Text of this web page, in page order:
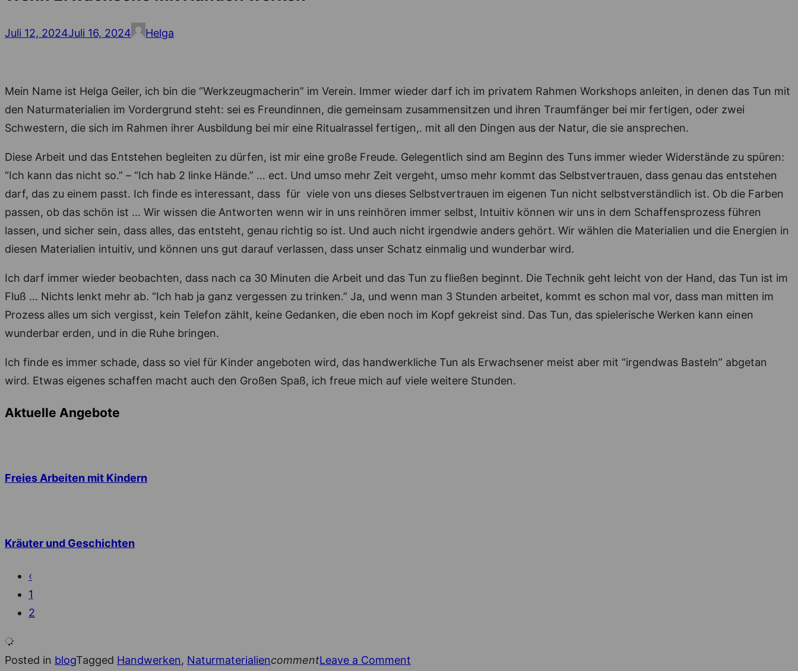
Posted
Juli 12, 2024Juli 16, 2024 Author
Helga
Mein Name ist Helga Geiler, ich bin die “Werkzeugmacherin” im Verein. Immer wieder darf ich im privatem Rahmen Workshops anleiten, in denen das Tun mit
den Naturmaterialien im Vordergrund steht: sei es Freundinnen, die gemeinsam zusammensitzen und ihren Traumfänger bei mir fertigen, oder zwei
Schwestern, die sich im Rahmen ihrer Ausbildung bei mir eine Ritualrassel fertigen,. mit all den Dingen aus der Natur, die sie ansprechen.
Diese Arbeit und das Entstehen begleiten zu dürfen, ist mir eine große Freude. Gelegentlich sind am Beginn des Tuns immer wieder Widerstände zu spüren:
“Ich kann das nicht so.” – “Ich hab 2 linke Hände.” … ect. Und umso mehr Zeit vergeht, umso mehr kommt das Selbstvertrauen, dass genau das entstehen
darf, das zu einem passt. Ich finde es interessant, dass für viele von uns dieses Selbstvertrauen im eigenen Tun nicht selbstverständlich ist. Ob die Farben
passen, ob das schön ist … Wir wissen die Antworten wenn wir in uns reinhören immer selbst, Intuitiv können wir uns in dem Schaffensprozess führen
lassen, und sicher sein, dass alles, das entsteht, genau richtig so ist. Und auch nicht irgendwie anders gehört. Wir wählen die Materialien und die Energien in
diesen Materialien intuitiv, und können uns gut darauf verlassen, dass unser Schatz einmalig und wunderbar wird.
Ich darf immer wieder beobachten, dass nach ca 30 Minuten die Arbeit und das Tun zu fließen beginnt. Die Technik geht leicht von der Hand, das Tun ist im
Fluß … Nichts lenkt mehr ab. “Ich hab ja ganz vergessen zu trinken.” Ja, und wenn man 3 Stunden arbeitet, kommt es schon mal vor, dass man mitten im
Prozess alles um sich vergisst, kein Telefon zählt, keine Gedanken, die eben noch im Kopf gekreist sind. Das Tun, das spielerische Werken kann einen
wunderbar erden, und in die Ruhe bringen.
Ich finde es immer schade, dass so viel für Kinder angeboten wird, das handwerkliche Tun als Erwachsener meist aber mit “irgendwas Basteln” abgetan
wird. Etwas eigenes schaffen macht auch den Großen Spaß, ich freue mich auf viele weitere Stunden.
Aktuelle Angebote
Freies Arbeiten mit Kindern
Kräuter und Geschichten
‹
1
2
Posted in blogTagged Handwerken, NaturmaterialiencommentLeave a Comment